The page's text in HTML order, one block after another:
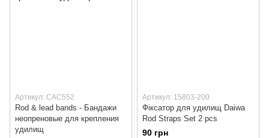
Артикул: CAC552
Rod & lead bands - Бандажи
неопреновые для крепления
удилищ
Артикул: 15803-200
Фіксатор для удилищ Daiwa
Rod Straps Set 2 pcs
90 грн